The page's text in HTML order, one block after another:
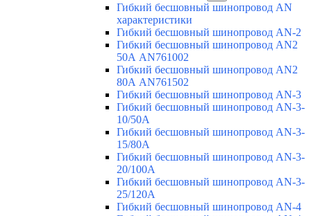
Гибкий бесшовный шинопровод AN
характеристики
Гибкий бесшовный шинопровод AN-2
Гибкий бесшовный шинопровод AN2
50А AN761002
Гибкий бесшовный шинопровод AN2
80А AN761502
Гибкий бесшовный шинопровод AN-3
Гибкий бесшовный шинопровод AN-3-
10/50A
Гибкий бесшовный шинопровод AN-3-
15/80A
Гибкий бесшовный шинопровод AN-3-
20/100A
Гибкий бесшовный шинопровод AN-3-
25/120A
Гибкий бесшовный шинопровод AN-4